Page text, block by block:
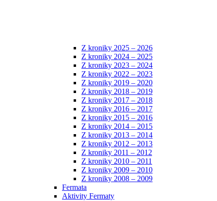
Z kroniky 2025 – 2026
Z kroniky 2024 – 2025
Z kroniky 2023 – 2024
Z kroniky 2022 – 2023
Z kroniky 2019 – 2020
Z kroniky 2018 – 2019
Z kroniky 2017 – 2018
Z kroniky 2016 – 2017
Z kroniky 2015 – 2016
Z kroniky 2014 – 2015
Z kroniky 2013 – 2014
Z kroniky 2012 – 2013
Z kroniky 2011 – 2012
Z kroniky 2010 – 2011
Z kroniky 2009 – 2010
Z kroniky 2008 – 2009
Fermata
Aktivity Fermaty